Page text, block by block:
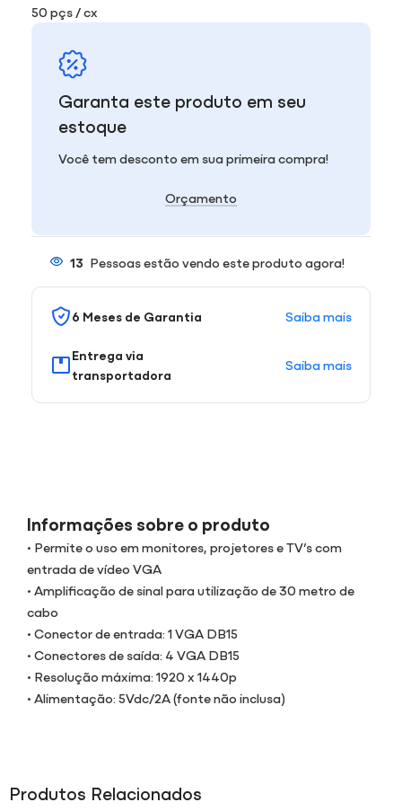
50 pçs / cx
Garanta este produto em seu
estoque
Você tem desconto em sua primeira compra!
Orçamento
13 Pessoas estão vendo este produto agora!
6 Meses de Garantia Saiba mais
Entrega via
transportadora
Saiba mais
Informações sobre o produto
• Permite o uso em monitores, projetores e TV’s com
entrada de vídeo VGA
• Amplificação de sinal para utilização de 30 metro de
cabo
• Conector de entrada: 1 VGA DB15
• Conectores de saída: 4 VGA DB15
• Resolução máxima: 1920 x 1440p
• Alimentação: 5Vdc/2A (fonte não inclusa)
Produtos Relacionados